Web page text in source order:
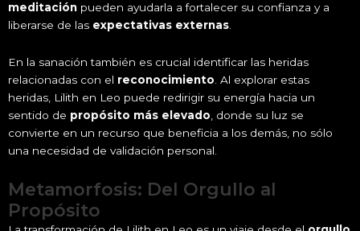
meditación pueden ayudarla a fortalecer su confianza y a
liberarse de las expectativas externas
En la sanación también es crucial identificar las heridas
relacionadas con el reconocimiento . Al explorar estas
heridas, Lilith en Leo puede redirigir su energía hacia un
sentido de propósito más elevado , donde su luz se
convierte en un recurso que beneficia a los demás, no sólo
una necesidad de validación personal.
Metamorfosis: Del Orgullo al
Propósito